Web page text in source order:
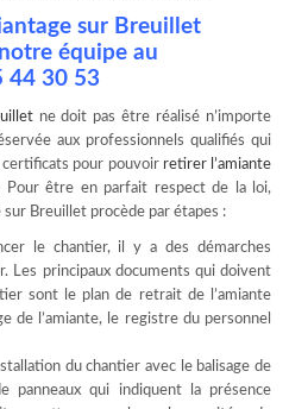
sur Breuillet
équipe au
44 30 53
ne doit pas être réalisé n’importe
aux professionnels qualifiés qui
pour pouvoir retirer l’amiante
Pour être en parfait respect de la loi,
Breuillet procède par étapes :
le chantier, il y a des démarches
Les principaux documents qui doivent
sont le plan de retrait de l’amiante
de l’amiante, le registre du personnel
du chantier avec le balisage de
panneaux qui indiquent la présence